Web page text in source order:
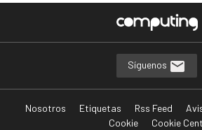
Síguenos
Nosotros Etiquetas Rss Feed
Cookie
Cookie